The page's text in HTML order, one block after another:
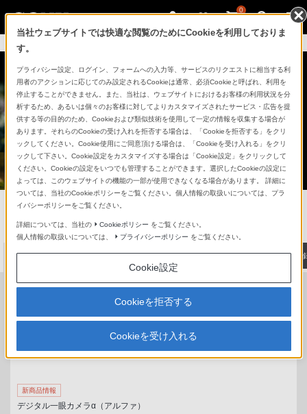
0
製品に関する重要なお知らせ
最新情報 商品を探す ソニーストアで体験・購入 My Sony・製品のサポート登
新商品情報
デジタル一眼カメラα（アルファ）
当社ウェブサイトでは快適な閲覧のためにCookieを利用しておりま
す。
プライバシー設定、ログイン、フォームへの入力等、サービスのリクエストに相当する利
用者のアクションに応じてのみ設定されるCookieは通常、必須Cookieと呼ばれ、利用を
停止することができません。また、当社は、ウェブサイトにおけるお客様の利用状況を分
析するため、あるいは個々のお客様に対してよりカスタマイズされたサービス・広告を提
供する等の目的のため、Cookieおよび類似技術を使用して一定の情報を収集する場合が
あります。それらのCookieの受け入れを拒否する場合は、「Cookieを拒否する」をクリ
ックしてください。Cookie使用にご同意頂ける場合は、「Cookieを受け入れる」をクリ
ックして下さい。Cookie設定をカスタマイズする場合は「Cookie設定」をクリックして
ください。Cookieの設定をいつでも管理することができます。選択したCookieの設定に
よっては、このウェブサイトの機能の一部が使用できなくなる場合があります。 詳細に
ついては、当社のCookieポリシーをご覧ください。個人情報の取扱いについては、プラ
イバシーポリシーをご覧ください。
詳細については、当社の Cookieポリシー をご覧ください。
個人情報の取扱いについては、
プライバシーポリシー をご覧ください。
Cookie設定
Cookieを拒否する
Cookieを受け入れる